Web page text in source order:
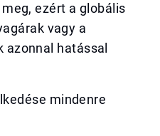
ezért a globális
vagy a
hatással
mindenre